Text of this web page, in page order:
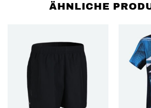
ÄHNLICHE